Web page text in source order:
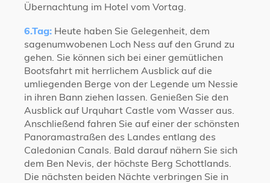
Übernachtung im Hotel vom Vortag.
6.Tag: Heute haben Sie Gelegenheit, dem
sagenumwobenen Loch Ness auf den Grund zu
gehen. Sie können sich bei einer gemütlichen
Bootsfahrt mit herrlichem Ausblick auf die
umliegenden Berge von der Legende um Nessie
in ihren Bann ziehen lassen. Genießen Sie den
Ausblick auf Urquhart Castle vom Wasser aus.
Anschließend fahren Sie auf einer der schönsten
Panoramastraßen des Landes entlang des
Caledonian Canals. Bald darauf nähern Sie sich
dem Ben Nevis, der höchste Berg Schottlands.
Die nächsten beiden Nächte verbringen Sie in